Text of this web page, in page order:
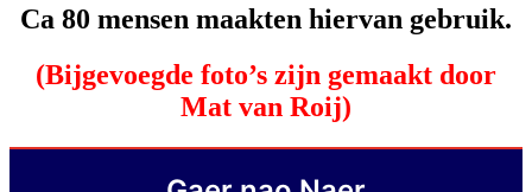
Ca 80 mensen maakten hiervan gebruik.
(Bijgevoegde foto’s zijn gemaakt door
Mat van Roij)